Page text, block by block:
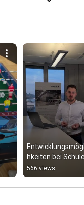
hkeiten bei
566 views